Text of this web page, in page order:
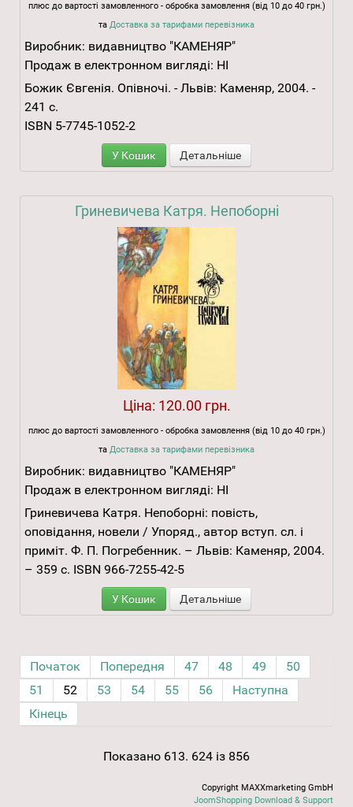
плюс до вартості замовленного - обробка замовлення (від 10 до 40 грн.)
та Доставка за тарифами перевізника
Виробник: видавництво "КАМЕНЯР"
Продаж в електронном вигляді: НІ
Божик Євгенія. Опівночі. - Львів: Каменяр, 2004. -
241 с.
ISBN 5-7745-1052-2
У Кошик Детальніше
Гриневичева Катря. Непоборні
Ціна: 120.00 грн.
плюс до вартості замовленного - обробка замовлення (від 10 до 40 грн.)
та Доставка за тарифами перевізника
Виробник: видавництво "КАМЕНЯР"
Продаж в електронном вигляді: НІ
Гриневичева Катря. Непоборні: повість,
оповідання, новели / Упоряд., автор вступ. сл. і
приміт. Ф. П. Погребенник. – Львів: Каменяр, 2004.
– 359 с. ISBN 966-7255-42-5
У Кошик Детальніше
Початок Попередня 47 48 49
50
51
52 53 54 55 56
Наступна
Кінець
Показано 613. 624 із 856
Copyright MAXXmarketing GmbH
JoomShopping Download & Support